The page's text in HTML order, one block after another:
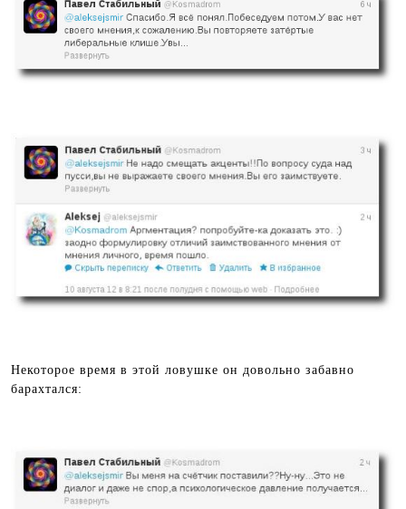
Некоторое время в этой ловушке он довольно забавно
барахтался: